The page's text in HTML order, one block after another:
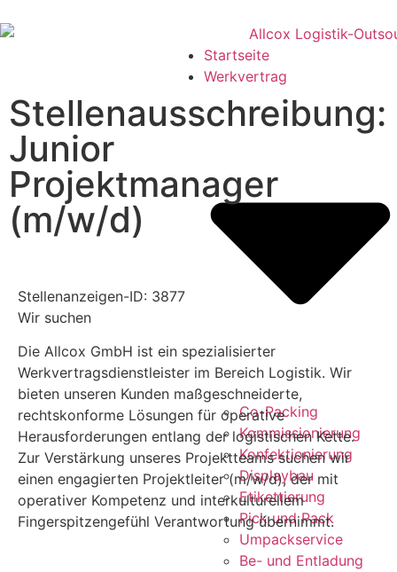
Startseite
Werkvertrag
Co-Packing
Kommissionierung
Konfektionierung
Displaybau
Etikettierung
Pick und Pack
Umpackservice
Be- und Entladung
Stellenausschreibung:
Junior
Projektmanager
(m/w/d)
Stellenanzeigen-ID: 3877
Wir suchen
Die Allcox GmbH ist ein spezialisierter
Werkvertragsdienstleister im Bereich Logistik. Wir
bieten unseren Kunden maßgeschneiderte,
rechtskonforme Lösungen für operative
Herausforderungen entlang der logistischen Kette.
Zur Verstärkung unseres Projektteams suchen wir
einen engagierten Projektleiter (m/w/d), der mit
operativer Kompetenz und interkulturellem
Fingerspitzengefühl Verantwortung übernimmt.